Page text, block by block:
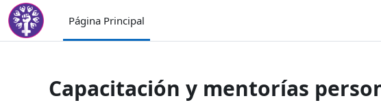
Salta al contenido principal
Página Principal
Capacitación y mentorías